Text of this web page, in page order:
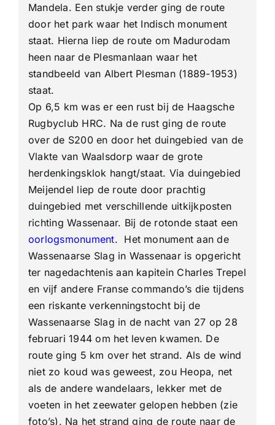
Mandela. Een stukje verder ging de route
door het park waar het Indisch monument
staat. Hierna liep de route om Madurodam
heen naar de Plesmanlaan waar het
standbeeld van Albert Plesman (1889-1953)
staat.
Op 6,5 km was er een rust bij de Haagsche
Rugbyclub HRC. Na de rust ging de route
over de S200 en door het duingebied van de
Vlakte van Waalsdorp waar de grote
herdenkingsklok hangt/staat. Via duingebied
Meijendel liep de route door prachtig
duingebied met verschillende uitkijkposten
richting Wassenaar. Bij de rotonde staat een
oorlogsmonument. Het monument aan de
Wassenaarse Slag in Wassenaar is opgericht
ter nagedachtenis aan kapitein Charles Trepel
en vijf andere Franse commando’s die tijdens
een riskante verkenningstocht bij de
Wassenaarse Slag in de nacht van 27 op 28
februari 1944 om het leven kwamen. De
route ging 5 km over het strand. Als de wind
niet zo koud was geweest, zou Heopa, net
als de andere wandelaars, lekker met de
voeten in het zeewater gelopen hebben (zie
foto’s). Na het strand ging de route naar de